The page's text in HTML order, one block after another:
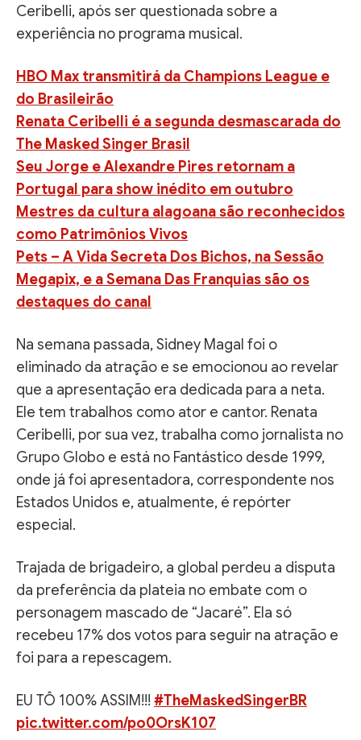
Ceribelli, após ser questionada sobre a
experiência no programa musical.
HBO Max transmitirá da Champions League e
do Brasileirão
Renata Ceribelli é a segunda desmascarada do
The Masked Singer Brasil
Seu Jorge e Alexandre Pires retornam a
Portugal para show inédito em outubro
Mestres da cultura alagoana são reconhecidos
como Patrimônios Vivos
Pets – A Vida Secreta Dos Bichos, na Sessão
Megapix, e a Semana Das Franquias são os
destaques do canal
Na semana passada, Sidney Magal foi o
eliminado da atração e se emocionou ao revelar
que a apresentação era dedicada para a neta.
Ele tem trabalhos como ator e cantor. Renata
Ceribelli, por sua vez, trabalha como jornalista no
Grupo Globo e está no Fantástico desde 1999,
onde já foi apresentadora, correspondente nos
Estados Unidos e, atualmente, é repórter
especial.
Trajada de brigadeiro, a global perdeu a disputa
da preferência da plateia no embate com o
personagem mascado de “Jacaré”. Ela só
recebeu 17% dos votos para seguir na atração e
foi para a repescagem.
EU TÔ 100% ASSIM!!! #TheMaskedSingerBR
pic.twitter.com/po0OrsK107